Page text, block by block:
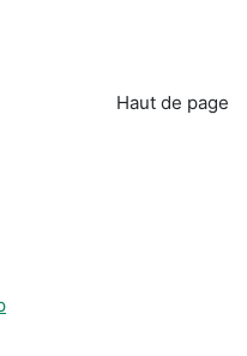
Haut de page